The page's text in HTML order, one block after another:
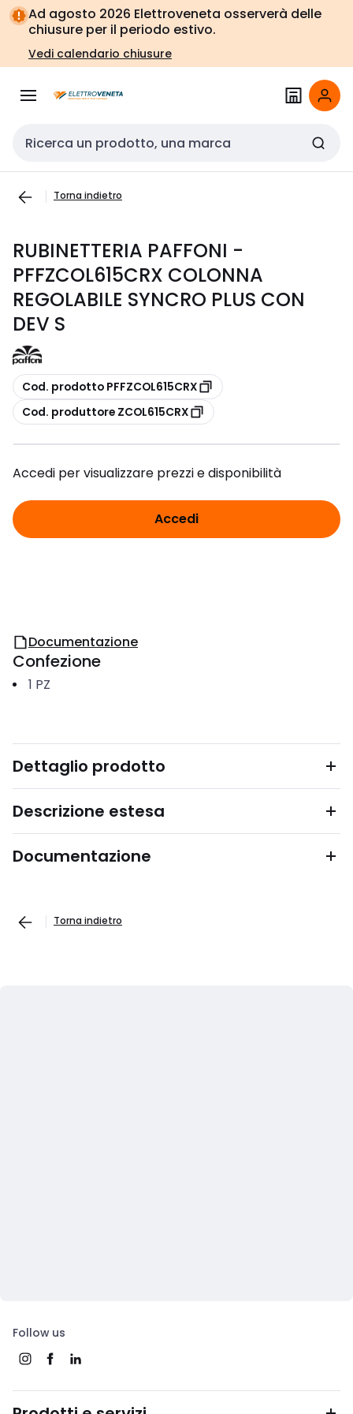
Vai alla
navigazione
Vai
alla
pagina
Ad agosto 2026 Elettroveneta osserverà delle
chiusure per il periodo estivo.
Vedi calendario chiusure
Cerca input
Torna indietro
RUBINETTERIA PAFFONI -
PFFZCOL615CRX COLONNA
REGOLABILE SYNCRO PLUS CON
DEV S
copia
Cod. prodotto PFFZCOL615CRX
copia
Cod. produttore ZCOL615CRX
Accedi per visualizzare prezzi e disponibilità
Accedi
Documentazione
Confezione
1 PZ
Dettaglio prodotto
Descrizione estesa
Documentazione
Torna indietro
Follow us